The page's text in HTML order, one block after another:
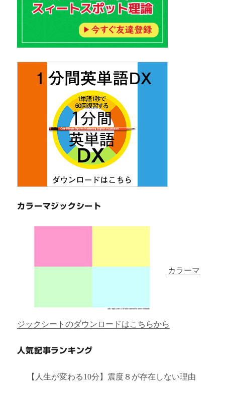
カラーマジックシート
カラーマ
ジックシートのダウンロードはこちらから
人気記事ランキング
【人生が変わる10分】震度８が存在しない理由